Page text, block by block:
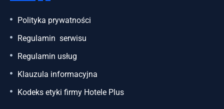
Polityka prywatności
Regulamin serwisu
Regulamin usług
Klauzula informacyjna
Kodeks etyki firmy Hotele Plus